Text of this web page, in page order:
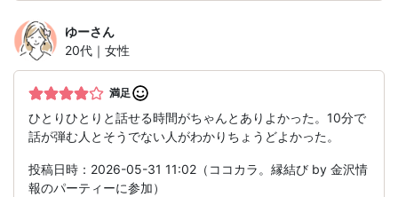
ゆーさん
20代｜女性
満足
ひとりひとりと話せる時間がちゃんとありよかった。10分で
話が弾む人とそうでない人がわかりちょうどよかった。
投稿日時：2026-05-31 11:02（ココカラ。縁結び by 金沢情
報のパーティーに参加）